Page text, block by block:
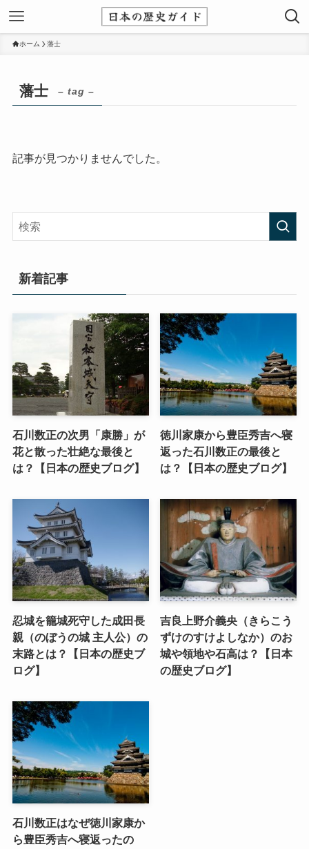
ホーム 藩士
藩士 – tag –
記事が見つかりませんでした。
新着記事
石川数正の次男「康勝」が
花と散った壮絶な最後と
は？【日本の歴史ブログ】
徳川家康から豊臣秀吉へ寝
返った石川数正の最後と
は？【日本の歴史ブログ】
忍城を籠城死守した成田長
親（のぼうの城 主人公）の
末路とは？【日本の歴史ブ
ログ】
吉良上野介義央（きらこう
ずけのすけよしなか）のお
城や領地や石高は？【日本
の歴史ブログ】
石川数正はなぜ徳川家康か
ら豊臣秀吉へ寝返ったの